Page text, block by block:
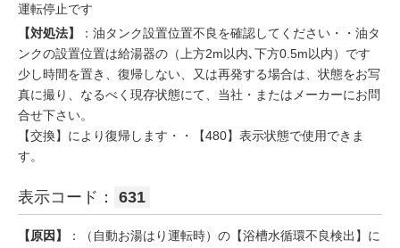
運転停止です
【対処法】
：油タンク設置位置不良を確認してください・・油タ
ンクの設置位置は給湯器の（上方2m以内､下方0.5m以内）です
少し時間を置き、復帰しない、又は再発する場合は、状態をお写
真に撮り、なるべく現存状態にて、当社・またはメーカーにお問
合せ下さい。
【交換】により復帰します・・【480】表示状態で使用できま
す。
表示コード： 631
【原因】
：（自動お湯はり運転時）の【浴槽水循環不良検出】に